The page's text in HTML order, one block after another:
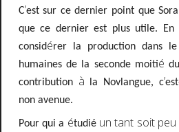
C’est sur ce dernier point que
que ce dernier est plus utile. En
considérer la production dans le
humaines de la seconde moitié
contribution à la Novlangue, c’
non avenue.
Pour qui a étudiéun tant soit peu